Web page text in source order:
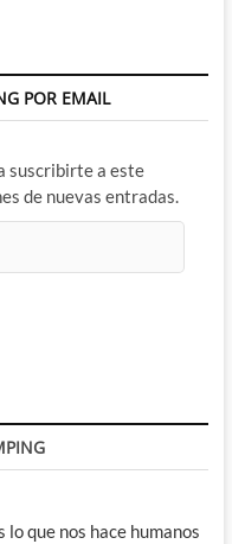
POR EMAIL
suscribirte a este
de nuevas entradas.
que nos hace humanos